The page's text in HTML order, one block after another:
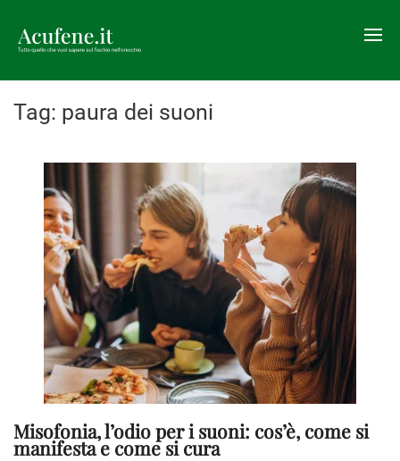
Tag: paura dei suoni
Misofonia, l’odio per i suoni: cos’è, come si
manifesta e come si cura